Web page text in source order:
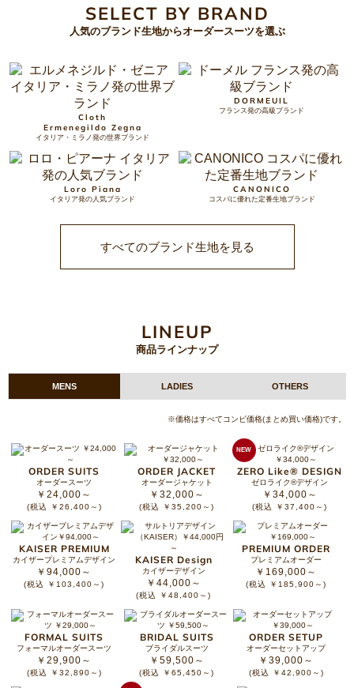
SELECT BY BRAND
人気のブランド生地からオーダースーツを選ぶ
Cloth
Ermenegildo Zegna
イタリア・ミラノ発の世界ブランド
DORMEUIL
フランス発の高級ブランド
Loro Piana
イタリア発の人気ブランド
CANONICO
コスパに優れた定番生地ブランド
すべてのブランド生地を見る
LINEUP
商品ラインナップ
MENS LADIES OTHERS
※価格はすべてコンビ価格(まとめ買い価格)です。
ORDER SUITS
オーダースーツ
￥24,000～
(税込 ￥26,400～)
ORDER JACKET
オーダージャケット
￥32,000～
(税込 ￥35,200～)
NEW
ZERO Like® DESIGN
ゼロライク®デザイン
￥34,000～
(税込 ￥37,400～)
KAISER PREMIUM
カイザープレミアムデザイン
￥94,000～
(税込 ￥103,400～)
KAISER Design
カイザーデザイン
￥44,000～
(税込 ￥48,400～)
PREMIUM ORDER
プレミアムオーダー
￥169,000～
(税込 ￥185,900～)
FORMAL SUITS
フォーマルオーダースーツ
￥29,900～
(税込 ￥32,890～)
BRIDAL SUITS
ブライダルスーツ
￥59,500～
(税込 ￥65,450～)
ORDER SETUP
オーダーセットアップ
￥39,000～
(税込 ￥42,900～)